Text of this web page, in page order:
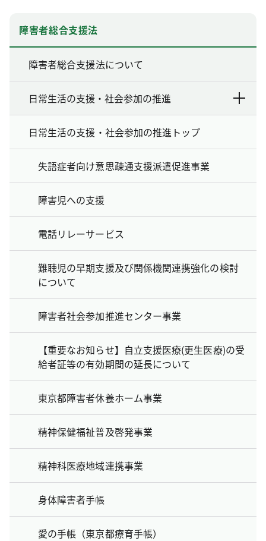
障害者総合支援法
障害者総合支援法について
日常生活の支援・社会参加の推進
日常生活の支援・社会参加の推進トップ
失語症者向け意思疎通支援派遣促進事業
障害児への支援
電話リレーサービス
難聴児の早期支援及び関係機関連携強化の検討
について
障害者社会参加推進センター事業
【重要なお知らせ】自立支援医療(更生医療)の受
給者証等の有効期間の延長について
東京都障害者休養ホーム事業
精神保健福祉普及啓発事業
精神科医療地域連携事業
身体障害者手帳
愛の手帳（東京都療育手帳）